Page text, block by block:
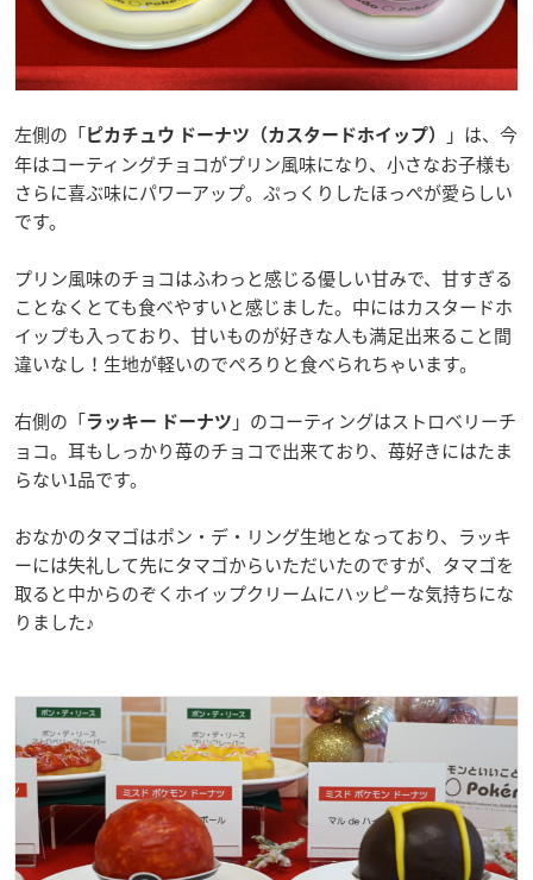
左側の「 ピカチュウ ドーナツ（カスタードホイップ）
」は、今
年はコーティングチョコがプリン風味になり、小さなお子様も
さらに喜ぶ味にパワーアップ。ぷっくりしたほっぺが愛らしい
です。
プリン風味のチョコはふわっと感じる優しい甘みで、甘すぎる
ことなくとても食べやすいと感じました。中にはカスタードホ
イップも入っており、甘いものが好きな人も満足出来ること間
違いなし！生地が軽いのでぺろりと食べられちゃいます。
右側の「ラッキー ドーナツ 」のコーティングはストロベリーチ
ョコ。耳もしっかり苺のチョコで出来ており、苺好きにはたま
らない1品です。
おなかのタマゴはポン・デ・リング生地となっており、ラッキ
ーには失礼して先にタマゴからいただいたのですが、タマゴを
取ると中からのぞくホイップクリームにハッピーな気持ちにな
りました♪